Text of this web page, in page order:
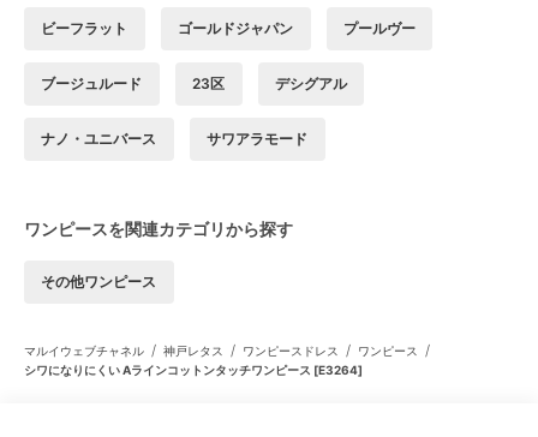
ビーフラット ゴールドジャパン プールヴー
ブージュルード 23区 デシグアル
ナノ・ユニバース サワアラモード
ワンピースを関連カテゴリから探す
その他ワンピース
マルイウェブチャネル / 神戸レタス / ワンピースドレス / ワンピース /
シワになりにくい Aラインコットンタッチワンピース [E3264]